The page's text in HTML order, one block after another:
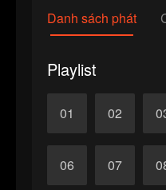
Danh sách phát
Playlist
01 02
06 07